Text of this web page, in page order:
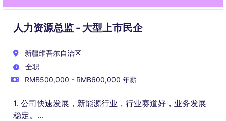
人力资源总监 - 大型上市民企
新疆维吾尔自治区
全职
RMB500,000 - RMB600,000 年薪
1. 公司快速发展，新能源行业，行业赛道好，业务发展
稳定。